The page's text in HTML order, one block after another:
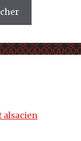
alsacien